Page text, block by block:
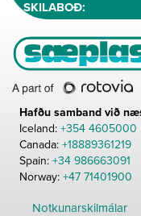
Hafðu samband við
Iceland: +354 4605000
Canada: +18889361219
Spain: +34 986663091
Norway: +47 71401900
Notkunarskilmálar